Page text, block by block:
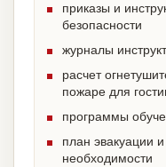
приказы и
безопасности
журналы
расчет
пожаре для
программы
план эвакуации
необходимости